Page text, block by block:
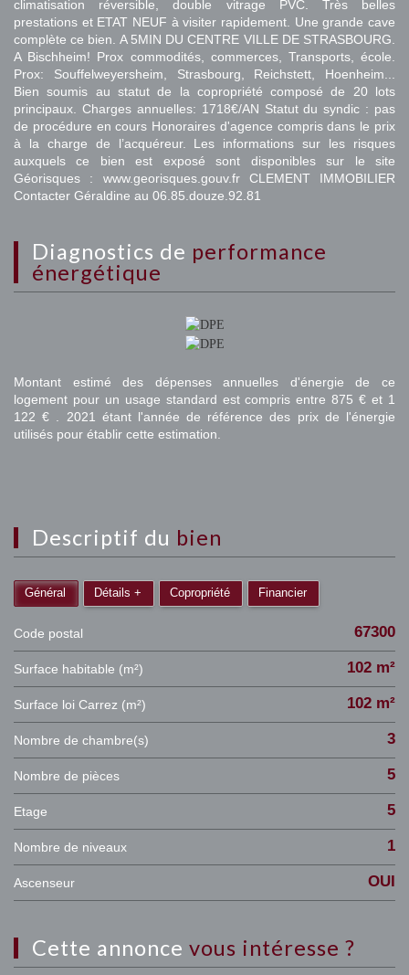
climatisation réversible, double vitrage PVC. Très belles
prestations et ETAT NEUF à visiter rapidement. Une grande cave
complète ce bien. A 5MIN DU CENTRE VILLE DE STRASBOURG.
A Bischheim! Prox commodités, commerces, Transports, école.
Prox: Souffelweyersheim, Strasbourg, Reichstett, Hoenheim...
Bien soumis au statut de la copropriété composé de 20 lots
principaux. Charges annuelles: 1718€/AN Statut du syndic : pas
de procédure en cours Honoraires d'agence compris dans le prix
à la charge de l’acquéreur. Les informations sur les risques
auxquels ce bien est exposé sont disponibles sur le site
Géorisques : www.georisques.gouv.fr CLEMENT IMMOBILIER
Contacter Géraldine au 06.85.douze.92.81
diagnostics de performance
énergétique
Montant estimé des dépenses annuelles d'énergie de ce
logement pour un usage standard est compris entre 875 € et 1
122 € . 2021 étant l'année de référence des prix de l'énergie
utilisés pour établir cette estimation.
descriptif du bien
Général Détails + Copropriété Financier
Code postal 67300
Surface habitable (m²) 102 m²
Surface loi Carrez (m²) 102 m²
Nombre de chambre(s) 3
Nombre de pièces 5
Etage 5
Nombre de niveaux 1
Ascenseur OUI
cette annonce vous intéresse ?